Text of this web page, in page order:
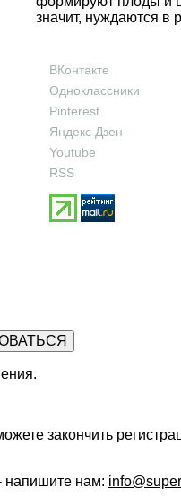
значит, нуждаются в
ВКонтакте
Одноклассники
Pinterest
Яндекс Дзен
Youtube
RSS
.
закончить
напишите нам: